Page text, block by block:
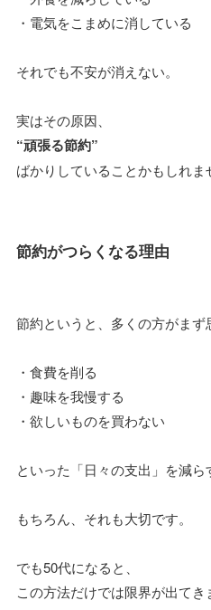
・電気をこまめに消している
それでも不安が消えない。
実はその原因、
“頑張る節約”
ばかりしていることかもしれま
節約がつらくなる理由
節約というと、多くの方がまず
・食費を削る
・趣味を我慢する
・欲しいものを買わない
といった「日々の支出」を減ら
もちろん、それも大切です。
でも50代になると、
この方法だけでは限界が出てき